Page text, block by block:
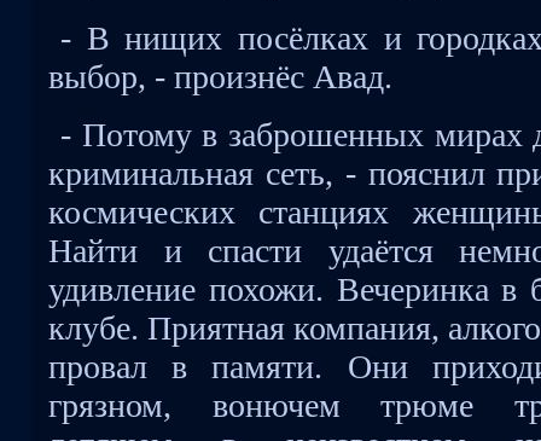
- В нищих посёлках и
выбор, - произнёс Авад.
- Потому в заброшенных мирах
криминальная сеть, - пояснил
космических станциях
Найти и спасти удаётся
удивление похожи. Вечеринка в
клубе. Приятная компания,
провал в памяти. Они
грязном, вонючем трюме